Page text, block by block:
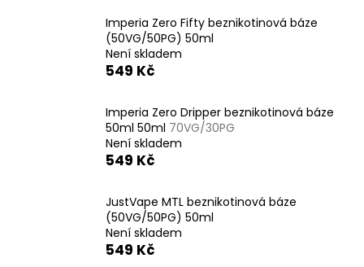
Imperia Zero Fifty beznikotinová báze
(50VG/50PG) 50ml
Není skladem
549 Kč
Imperia Zero Dripper beznikotinová báze
50ml 50ml 70VG/30PG
Není skladem
549 Kč
JustVape MTL beznikotinová báze
(50VG/50PG) 50ml
Není skladem
549 Kč